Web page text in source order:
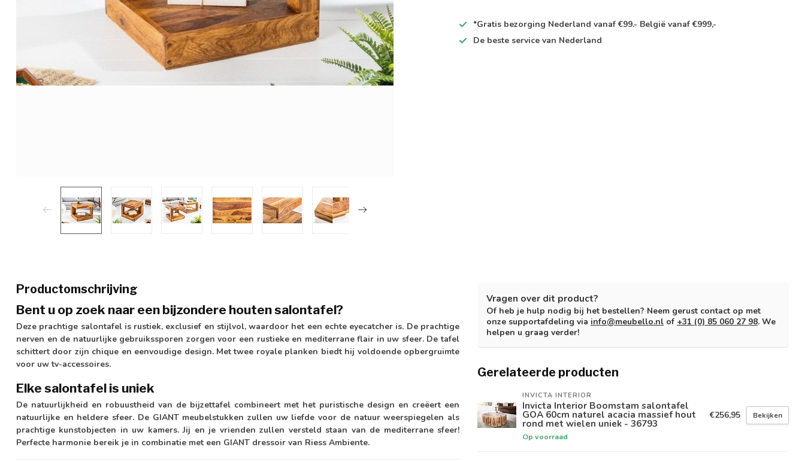
*Gratis bezorging Nederland vanaf €99.- België vanaf €999,-
De beste service van Nederland
Productomschrijving
Bent u op zoek naar een bijzondere houten salontafel?
Deze prachtige salontafel is rustiek, exclusief en stijlvol, waardoor het een echte eyecatcher is. De prachtige
nerven en de natuurlijke gebruikssporen zorgen voor een rustieke en mediterrane flair in uw sfeer. De tafel
schittert door zijn chique en eenvoudige design. Met twee royale planken biedt hij voldoende opbergruimte
voor uw tv-accessoires.
Elke salontafel is uniek
De natuurlijkheid en robuustheid van de bijzettafel combineert met het puristische design en creëert een
natuurlijke en heldere sfeer. De GIANT meubelstukken zullen uw liefde voor de natuur weerspiegelen als
prachtige kunstobjecten in uw kamers. Jij en je vrienden zullen versteld staan van de mediterrane sfeer!
Perfecte harmonie bereik je in combinatie met een GIANT dressoir van Riess Ambiente.
Vragen over dit product?
Of heb je hulp nodig bij het bestellen? Neem gerust contact op met
onze supportafdeling via info@meubello.nl of +31 (0) 85 060 27 98. We
helpen u graag verder!
Gerelateerde producten
INVICTA INTERIOR
Invicta Interior Boomstam salontafel
GOA 60cm naturel acacia massief hout
rond met wielen uniek - 36793
Op voorraad
€256,95 Bekijken